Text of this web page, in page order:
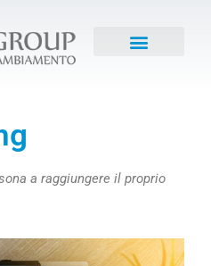
a raggiungere il proprio